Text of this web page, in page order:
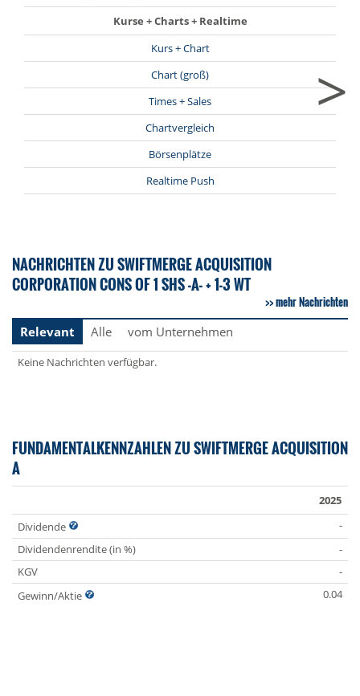
Kurse + Charts + Realtime
Kurs + Chart
Chart (groß)
Times + Sales
Chartvergleich
Börsenplätze
Realtime Push
>
NACHRICHTEN ZU SWIFTMERGE ACQUISITION
CORPORATION CONS OF 1 SHS -A- + 1-3 WT
mehr Nachrichten
Relevant
Alle vom Unternehmen
Keine Nachrichten verfügbar.
FUNDAMENTALKENNZAHLEN ZU SWIFTMERGE ACQUISITION
A
2025
Dividende
-
Dividendenrendite (in %)
-
KGV
-
Gewinn/Aktie
0.04